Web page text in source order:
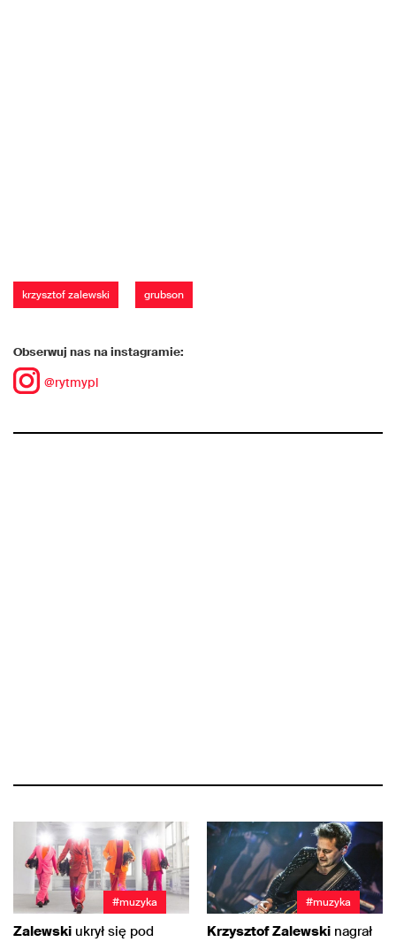
krzysztof zalewski grubson
Obserwuj nas na instagramie:
@rytmypl
#muzyka
Zalewski ukrył się pod
#muzyka
Krzysztof Zalewski nagrał